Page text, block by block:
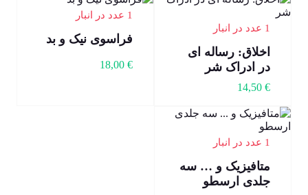
1 عدد در انبار
اخلاق: رساله ای
در ادراک شر
14,50 €
1 عدد در انبار
فراسوی نیک و بد
18,00€
1 عدد در انبار
متافیزیک و … سه
جلدی ارسطو